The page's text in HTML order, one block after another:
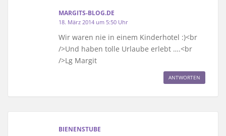
MARGITS-BLOG.DE
18. März 2014 um 5:50 Uhr
Wir waren nie in einem Kinderhotel :)<br
/>Und haben tolle Urlaube erlebt ….<br
/>Lg Margit
ANTWORTEN
BIENENSTUBE